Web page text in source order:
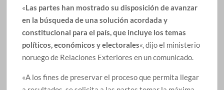
«Las partes han mostrado su disposición de avanzar
en la búsqueda de una solución acordada y
constitucional para el país, que incluye los temas
políticos, económicos y electorales«, dijo el ministerio
noruego de Relaciones Exteriores en un comunicado.
«A los fines de preservar el proceso que permita llegar